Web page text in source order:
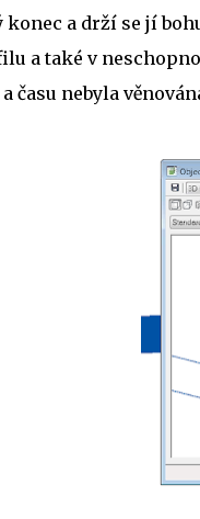
a drží se jí
a také v
času nebyla